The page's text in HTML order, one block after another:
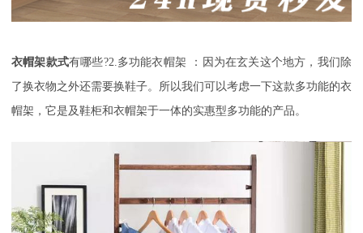
衣帽架款式有哪些?2. 多功能衣帽架 ： 因为在玄关这个地方，我们除
了换衣物之外还需要换鞋子。所以我们可以考虑一下这款多功能的衣
帽架，它是及鞋柜和衣帽架于一体的实惠型多功能的产品。